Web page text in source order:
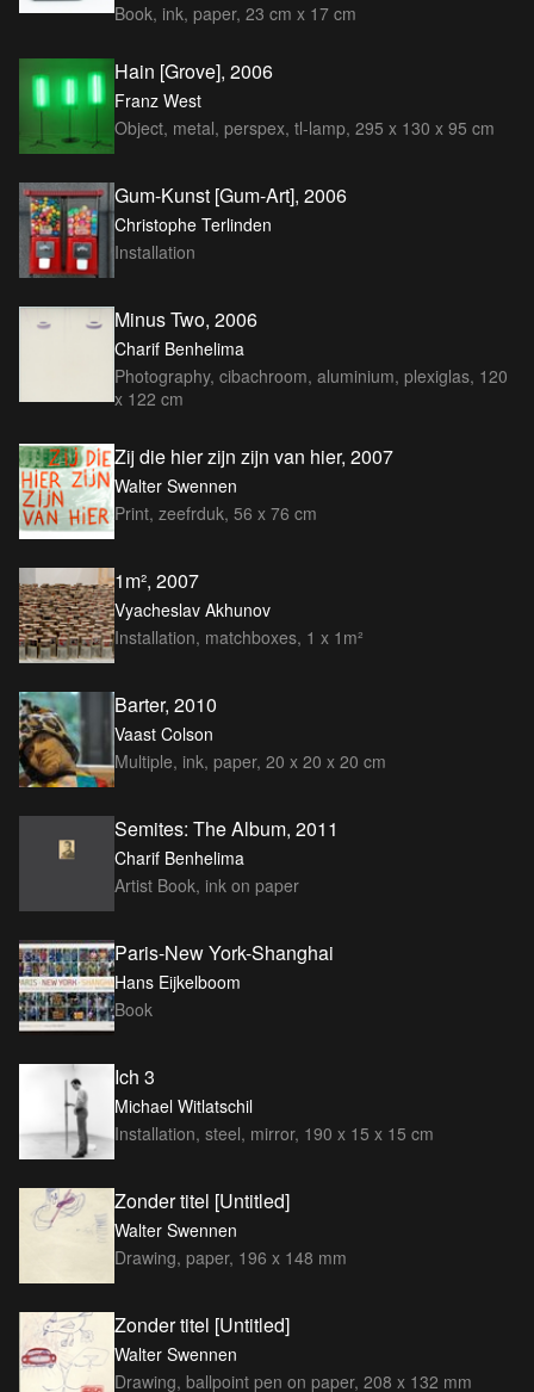
Book, ink, paper, 23 cm x 17 cm
Hain [Grove], 2006
Franz West
Object, metal, perspex, tl-lamp, 295 x 130 x 95 cm
Gum-Kunst [Gum-Art], 2006
Christophe Terlinden
Installation
Minus Two, 2006
Charif Benhelima
Photography, cibachroom, aluminium, plexiglas, 120
x 122 cm
Zij die hier zijn zijn van hier, 2007
Walter Swennen
Print, zeefrduk, 56 x 76 cm
1m², 2007
Vyacheslav Akhunov
Installation, matchboxes, 1 x 1m²
Barter, 2010
Vaast Colson
Multiple, ink, paper, 20 x 20 x 20 cm
Semites: The Album, 2011
Charif Benhelima
Artist Book, ink on paper
Paris-New York-Shanghai
Hans Eijkelboom
Book
Ich 3
Michael Witlatschil
Installation, steel, mirror, 190 x 15 x 15 cm
Zonder titel [Untitled]
Walter Swennen
Drawing, paper, 196 x 148 mm
Zonder titel [Untitled]
Walter Swennen
Drawing, ballpoint pen on paper, 208 x 132 mm